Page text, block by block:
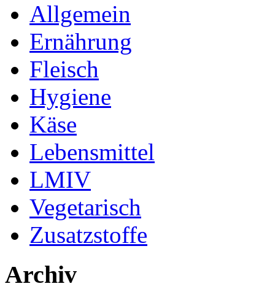
Allgemein
Ernährung
Fleisch
Hygiene
Käse
Lebensmittel
LMIV
Vegetarisch
Zusatzstoffe
Archiv